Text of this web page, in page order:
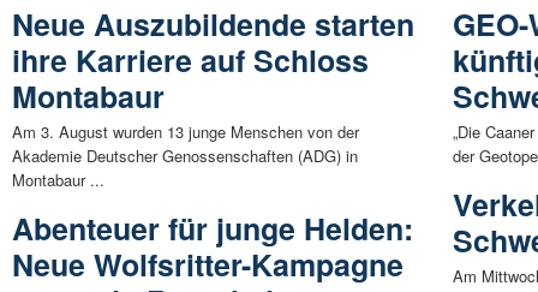
Neue Auszubildende starten
ihre Karriere auf Schloss
Montabaur
Am 3. August wurden 13 junge Menschen von der
Akademie Deutscher Genossenschaften (ADG) in
Montabaur ...
Abenteuer für junge Helden:
Neue Wolfsritter-Kampagne
„Die
der
Am